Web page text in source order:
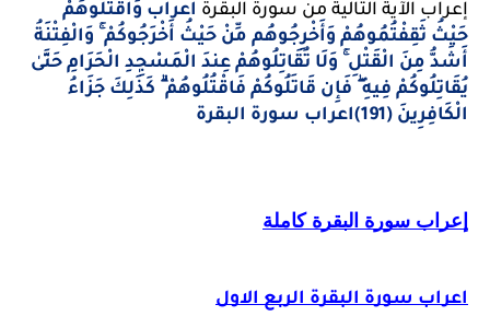
إعراب الآية التالية من سورة البقرة اعراب وَاقْتُلُوهُمْ
حَيْثُ ثَقِفْتُمُوهُمْ وَأَخْرِجُوهُم مِّنْ حَيْثُ أَخْرَجُوكُمْ ۚ وَالْفِتْنَةُ
أَشَدُّ مِنَ الْقَتْلِ ۚ وَلَا تُقَاتِلُوهُمْ عِندَ الْمَسْجِدِ الْحَرَامِ حَتَّىٰ
يُقَاتِلُوكُمْ فِيهِ ۖ فَإِن قَاتَلُوكُمْ فَاقْتُلُوهُمْ ۗ كَذَٰلِكَ جَزَاءُ
الْكَافِرِينَ (191)اعراب سورة البقرة
إعراب سورة البقرة كاملة
اعراب سورة البقرة الربع الاول